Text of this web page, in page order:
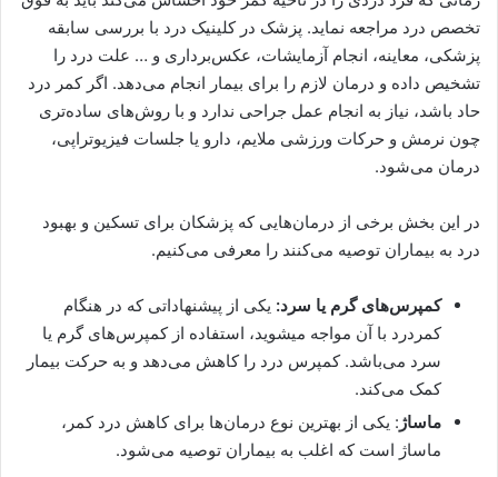
تخصص درد مراجعه نماید. پزشک در کلینیک درد با بررسی سابقه
پزشکی، معاینه، انجام آزمایشات، عکس‌برداری و … علت درد را
تشخیص داده و درمان لازم را برای بیمار انجام می‌دهد. اگر کمر درد
حاد باشد، نیاز به انجام عمل جراحی ندارد و با روش‌های ساده‌تری
چون نرمش و حرکات ورزشی ملایم، دارو یا جلسات فیزیوتراپی،
درمان می‌شود.
در این بخش برخی از درمان‌هایی که پزشکان برای تسکین و بهبود
درد به بیماران توصیه می‌کنند را معرفی می‌کنیم.
کمپرس‌های گرم یا سرد: یکی از پیشنهاداتی که در هنگام
کمردرد با آن مواجه می‎شوید، استفاده از کمپرس‌های گرم یا
سرد می‌باشد. کمپرس درد را کاهش می‌دهد و به حرکت بیمار
کمک می‌کند.
ماساژ : یکی از بهترین نوع درمان‌ها برای کاهش درد کمر،
ماساژ است که اغلب به بیماران توصیه می‌شود.